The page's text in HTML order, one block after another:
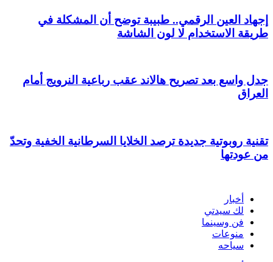
إجهاد العين الرقمي.. طبيبة توضح أن المشكلة في
طريقة الاستخدام لا لون الشاشة
جدل واسع بعد تصريح هالاند عقب رباعية النرويج أمام
العراق
تقنية روبوتية جديدة ترصد الخلايا السرطانية الخفية وتحدّ
من عودتها
أخبار
لك سيدتي
فن وسينما
منوعات
سياحه